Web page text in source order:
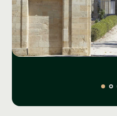
Le vignoble se répartit
sauvignon, 28 % de cabernet
L’âge moyen des vignes est
ceps (des merlots) ont été
rendements moyens sont de